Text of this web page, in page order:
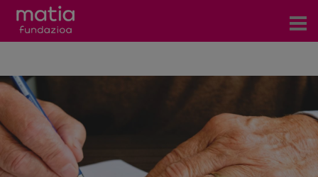
Zerbitzuak
Gertaerak
COVID-19